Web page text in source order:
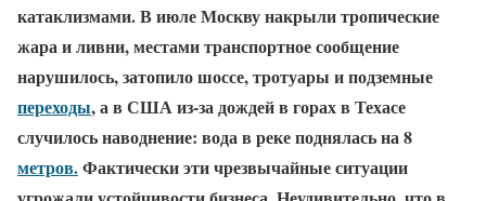
катаклизмами. В июле Москву накрыли тропические
жара и ливни, местами транспортное сообщение
нарушилось, затопило шоссе, тротуары и подземные
переходы, а в США из-за дождей в горах в Техасе
случилось наводнение: вода в реке поднялась на 8
метров.Фактически эти чрезвычайные ситуации